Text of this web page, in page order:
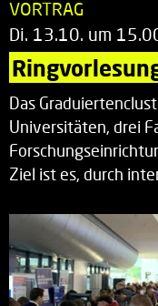
VORTRAG
Di. 13.10. um
Das
Universitäten, drei
Ziel ist es, durch